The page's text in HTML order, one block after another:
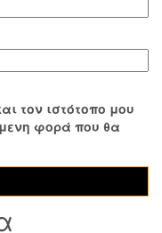
τον ιστότοπο μου
φορά που θα